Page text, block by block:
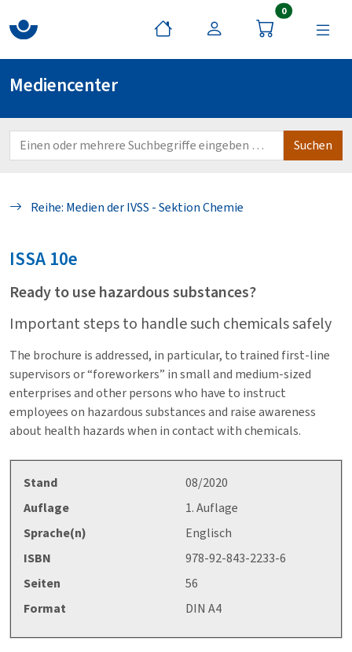
0Artikel im
Mediencenter
Reihe: Medien der IVSS - Sektion Chemie
ISSA 10e
Ready to use hazardous substances?
Important steps to handle such chemicals safely
The brochure is addressed, in particular, to trained first-line
supervisors or “foreworkers” in small and medium-sized
enterprises and other persons who have to instruct
employees on hazardous substances and raise awareness
about health hazards when in contact with chemicals.
Stand
08/2020
Auflage
1. Auflage
Sprache(n)
Englisch
ISBN
978-92-843-2233-6
Seiten
56
Format
DIN A4